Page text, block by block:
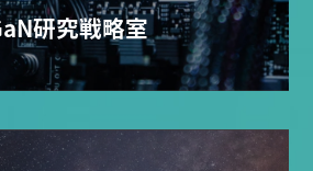
研究戦略室